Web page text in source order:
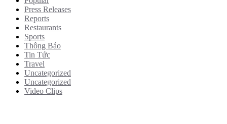
Press Releases
Reports
Restaurants
Sports
Thông Báo
Tin Tức
Travel
Uncategorized
Uncategorized
Video Clips